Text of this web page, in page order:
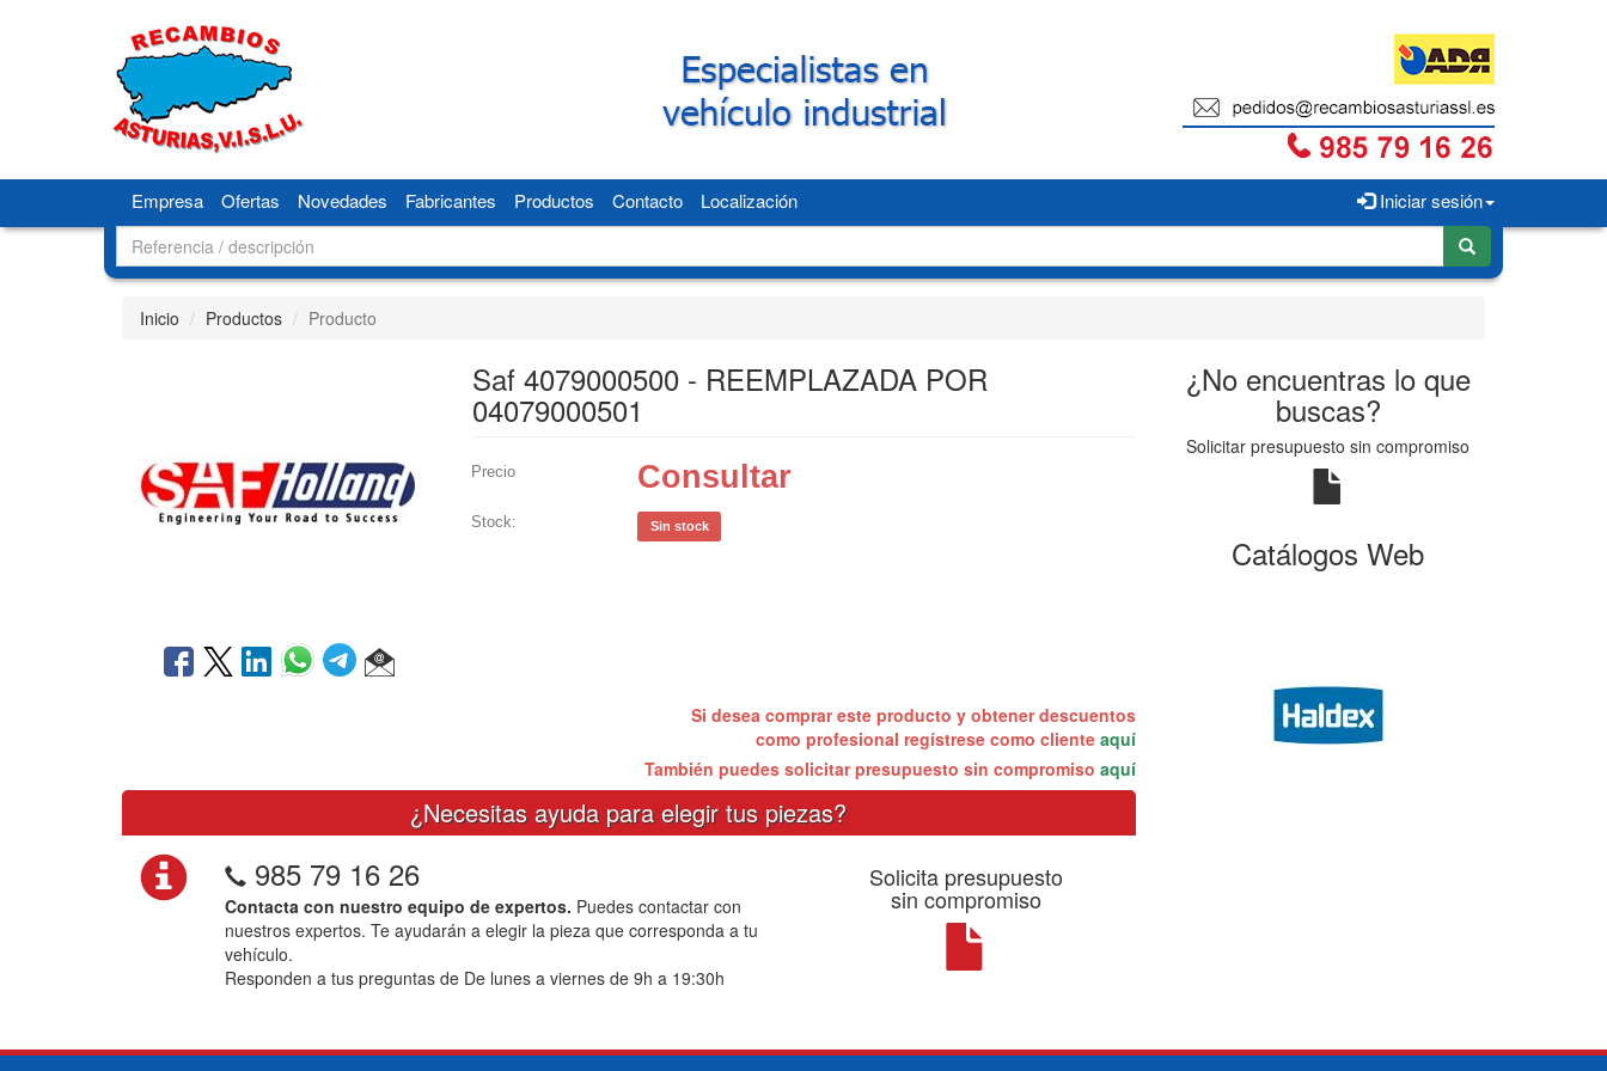
Iniciar sesión
Empresa Ofertas Novedades Fabricantes Productos Contacto Localización
Inicio Productos Producto
Saf 4079000500 - REEMPLAZADA POR
04079000501
Precio Consultar
Stock: Sin stock
Si desea comprar este producto y obtener descuentos
como profesional regístrese como cliente aquí
También puedes solicitar presupuesto sin compromiso aquí
¿Necesitas ayuda para elegir tus piezas?
985 79 16 26
Contacta con nuestro equipo de expertos. Puedes contactar con
nuestros expertos. Te ayudarán a elegir la pieza que corresponda a tu
vehículo.
Responden a tus preguntas de De lunes a viernes de 9h a 19:30h
Solicita presupuesto
sin compromiso
¿No encuentras lo que
buscas?
Solicitar presupuesto sin compromiso
Catálogos Web